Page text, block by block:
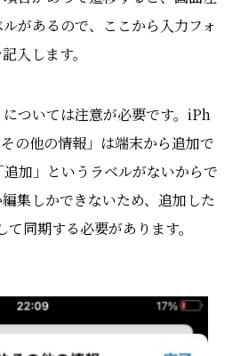
があるので、ここから入力フォ
入します。
ついては注意が必要です。 iPh
の他の情報」 は端末から追加で
加」というラベルがないからで
集しかできないため、追加した
同期する必要があります。